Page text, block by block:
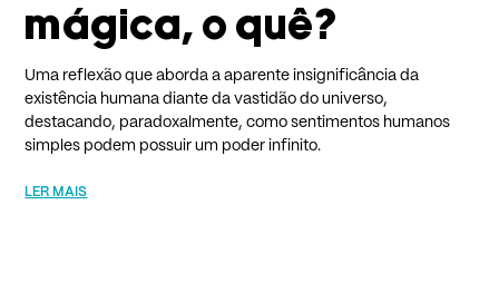
mágica, o quê?
Uma reflexão que aborda a aparente insignificância da
existência humana diante da vastidão do universo,
destacando, paradoxalmente, como sentimentos humanos
simples podem possuir um poder infinito.
LER MAIS